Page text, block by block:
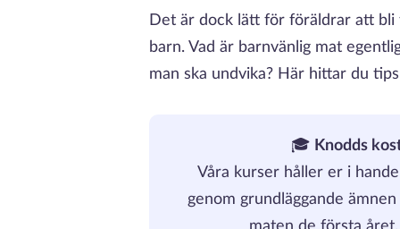
Det är dock lätt för föräldrar att bli
barn. Vad är barnvänlig mat
man ska undvika? Här hittar du
🎓 Knodds
Våra kurser håller er i
genom grundläggande